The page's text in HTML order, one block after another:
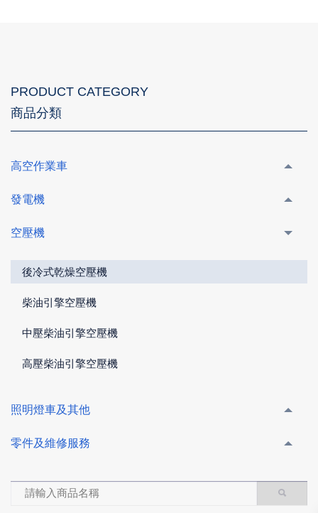
PRODUCT CATEGORY
商品分類
高空作業車
發電機
空壓機
後冷式乾燥空壓機
柴油引擎空壓機
中壓柴油引擎空壓機
高壓柴油引擎空壓機
照明燈車及其他
零件及維修服務